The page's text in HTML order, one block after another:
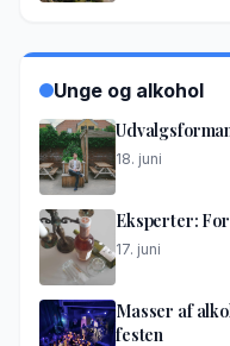
Unge og alkohol
18. juni
Eksperter:
17. juni
Masser af
festen